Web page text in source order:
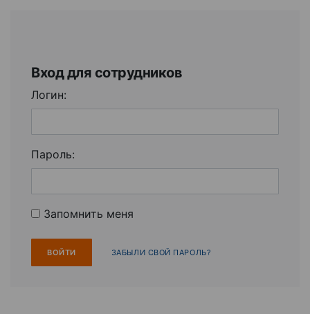
Вход для сотрудников
Логин:
Пароль:
Запомнить меня
ЗАБЫЛИ СВОЙ ПАРОЛЬ?